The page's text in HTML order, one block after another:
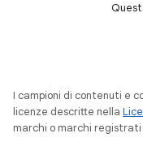
I campioni di contenuti e
licenze descritte nella
marchi o marchi